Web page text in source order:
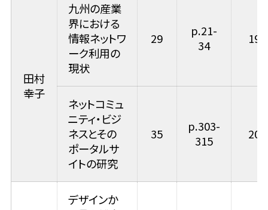
田村
幸子
九州の産業
界における
情報ネットワ
ーク利用の
現状
29
p.21-
34
ネットコミュ
ニティ・ビジ
ネスとその
ポータルサ
イトの研究
35
p.303-
315
デザインか